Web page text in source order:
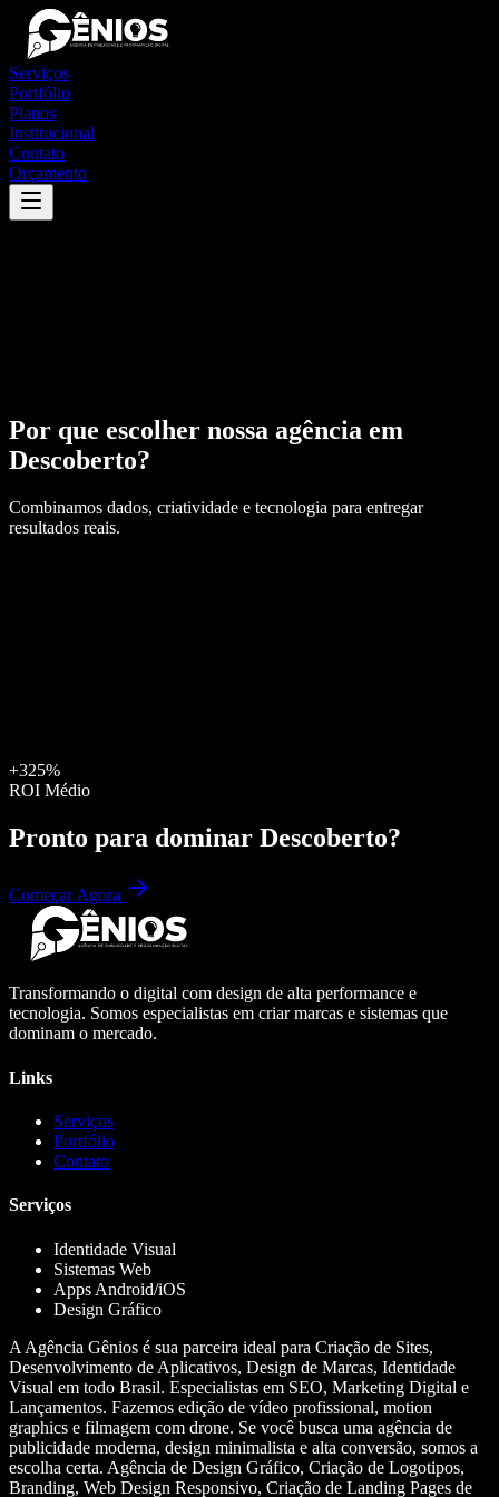
Serviços
Portfólio
Planos
Institucional
Contato
Orçamento
Por que escolher nossa agência em
Descoberto?
Combinamos dados, criatividade e tecnologia para entregar
resultados reais.
+325%
ROI Médio
Pronto para dominar Descoberto?
Começar Agora
Transformando o digital com design de alta performance e
tecnologia. Somos especialistas em criar marcas e sistemas que
dominam o mercado.
Links
Serviços
Portfólio
Contato
Serviços
Identidade Visual
Sistemas Web
Apps Android/iOS
Design Gráfico
A Agência Gênios é sua parceira ideal para Criação de Sites,
Desenvolvimento de Aplicativos, Design de Marcas, Identidade
Visual em todo Brasil. Especialistas em SEO, Marketing Digital e
Lançamentos. Fazemos edição de vídeo profissional, motion
graphics e filmagem com drone. Se você busca uma agência de
publicidade moderna, design minimalista e alta conversão, somos a
escolha certa. Agência de Design Gráfico, Criação de Logotipos,
Branding, Web Design Responsivo, Criação de Landing Pages de